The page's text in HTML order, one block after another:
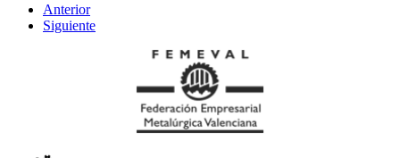
Anterior
Siguiente